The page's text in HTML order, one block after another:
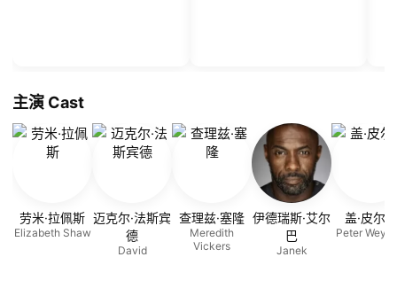
主演 Cast
劳米·拉佩斯
Elizabeth Shaw
迈克尔·法斯宾
德
David
查理兹·塞隆
Meredith
Vickers
伊德瑞斯·艾尔
巴
Janek
盖·皮尔斯
Peter